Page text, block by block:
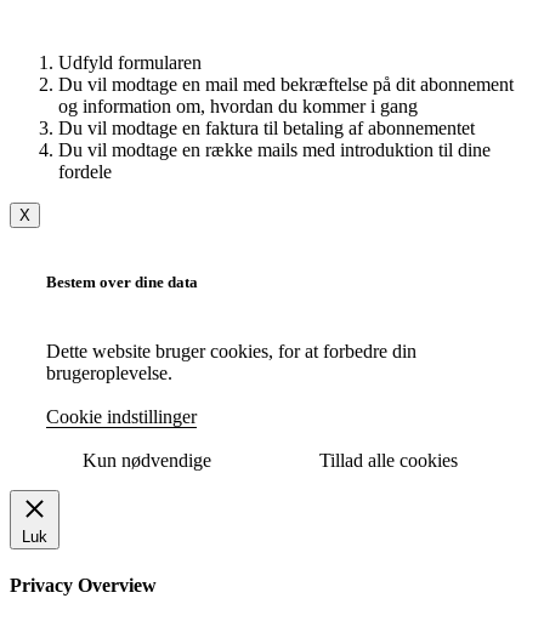
Udfyld formularen
Du vil modtage en mail med bekræftelse på dit abonnement
og information om, hvordan du kommer i gang
Du vil modtage en faktura til betaling af abonnementet
Du vil modtage en række mails med introduktion til dine
fordele
X
Bestem over dine data
Dette website bruger cookies, for at forbedre din
brugeroplevelse.
Cookie indstillinger
Kun nødvendige Tillad alle cookies
Luk
Privacy Overview